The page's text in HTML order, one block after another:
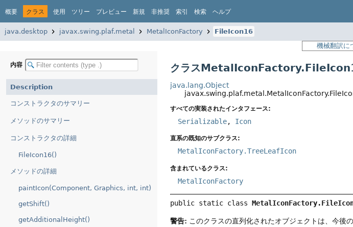
概要 クラス 使用 ツリー プレビュー 新規 非推奨 索引 検索 ヘルプ
java.desktop javax.swing.plaf.metal MetalIconFactory
FileIcon16
機械翻訳に
内容
Description
コンストラクタのサマリー
メソッドのサマリー
コンストラクタの詳細
FileIcon16()
メソッドの詳細
paintIcon(Component, Graphics, int, int)
getShift()
getAdditionalHeight()
クラス
java.lang.Object
すべての実装されたインタフェース:
Serializable, Icon
直系の既知のサブクラス:
MetalIconFactory.TreeLeafIcon
含まれているクラス:
MetalIconFactory
public static class
警告: このクラスの直列化されたオブジェクトは、今後